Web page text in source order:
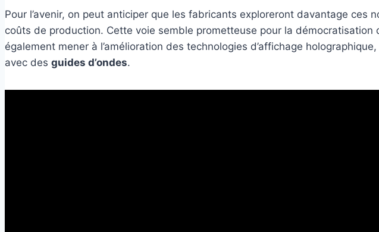
Pour l’avenir, on peut anticiper que les fabricants exploreront davantage ces
coûts de production. Cette voie semble prometteuse pour la
également mener à l’amélioration des technologies d’affichage
avec des guides d’ondes.